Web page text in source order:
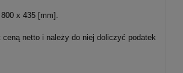
x 435 [mm].
ceną netto i należy do niej doliczyć podatek